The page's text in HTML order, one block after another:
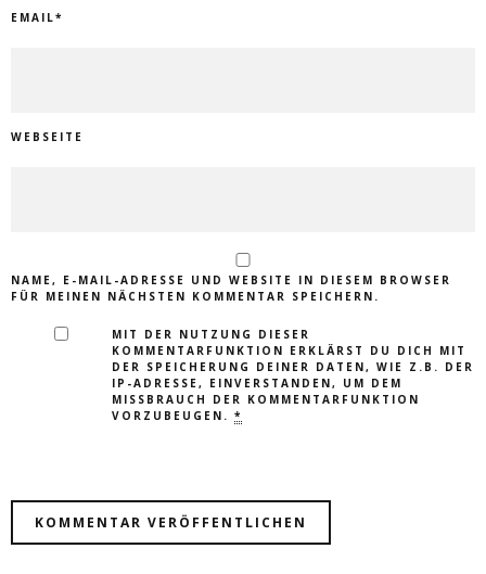
EMAIL*
WEBSEITE
NAME, E-MAIL-ADRESSE UND WEBSITE IN DIESEM BROWSER
FÜR MEINEN NÄCHSTEN KOMMENTAR SPEICHERN.
MIT DER NUTZUNG DIESER
KOMMENTARFUNKTION ERKLÄRST DU DICH MIT
DER SPEICHERUNG DEINER DATEN, WIE Z.B. DER
IP-ADRESSE, EINVERSTANDEN, UM DEM
MISSBRAUCH DER KOMMENTARFUNKTION
VORZUBEUGEN.*